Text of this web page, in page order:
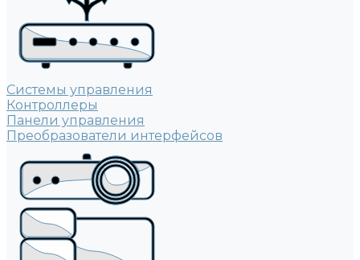
Системы управления
Контроллеры
Панели управления
Преобразователи интерфейсов